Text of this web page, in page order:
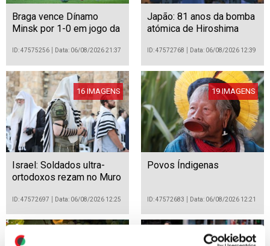
Braga vence Dínamo
Minsk por 1-0 em jogo da
futebol
ID: 47575256 Data: 06/08/2026 21:37
Japão: 81 anos da bomba
atómica de Hiroshima
ID: 47572768 Data: 06/08/2026 12:39
16 IMAGENS
Israel: Soldados ultra-
ortodoxos rezam no Muro
ID: 47572697 Data: 06/08/2026 12:25
19 IMAGENS
Povos Índigenas
ID: 47572683 Data: 06/08/2026 12:21
12 IMAGENS